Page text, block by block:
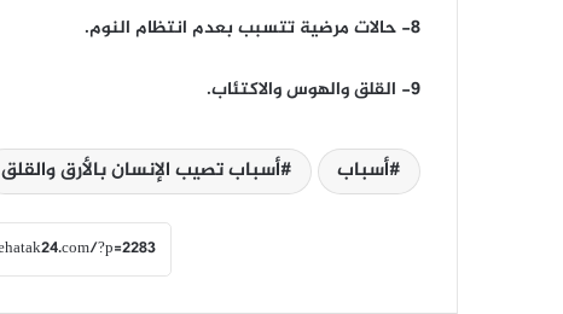
8- حالات مرضية تتسبب بعدم انتظام النوم.
9- القلق والهوس والاكتئاب.
أسباب أسباب تصيب الإنسان بالأرق والقلق